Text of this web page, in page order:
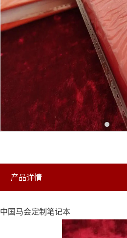
产品详情
中国马会定制笔记本